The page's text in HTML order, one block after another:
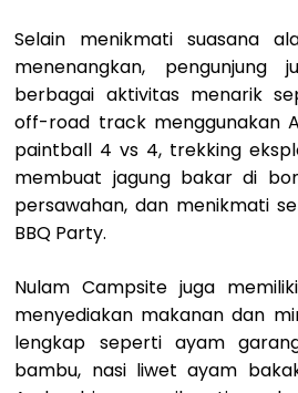
Selain menikmati suasana
menenangkan, pengunjung
berbagai aktivitas menarik
off-road track menggunakan
paintball 4 vs 4, trekking
membuat jagung bakar di
persawahan, dan menikmati
BBQ Party.
Nulam Campsite juga
menyediakan makanan dan
lengkap seperti ayam
bambu, nasi liwet ayam